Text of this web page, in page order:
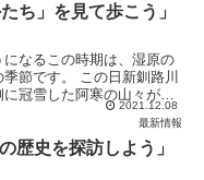
ち」を見て歩こう」
なるこの時期は、湿原の
節です。 この日新釧路川
冠雪した阿寒の山々がそ
見渡すことがで... 2021.12.08
最新情報
歴史を探訪しよう」